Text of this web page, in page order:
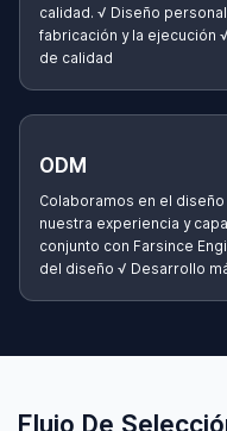
calidad. √ Diseño
fabricación y la ejecución
de calidad
ODM
Colaboramos en el
nuestra experiencia y
conjunto con Farsince
del diseño √ Desarrollo
Flujo De